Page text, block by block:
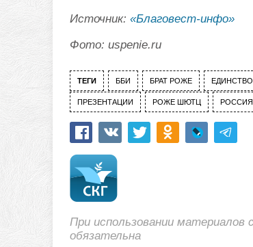
Источник: «Благовест-инфо»
Фото: uspenie.ru
ТЕГИ ББИ БРАТ РОЖЕ
ПРЕЗЕНТАЦИИ РОЖЕ ШЮТЦ РОССИЯ
При использовании материалов
обязательна